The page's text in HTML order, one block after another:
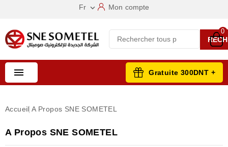
Fr  Mon compte
0
 Gratuite 300DNT +
Accueil A Propos SNE SOMETEL
A Propos SNE SOMETEL